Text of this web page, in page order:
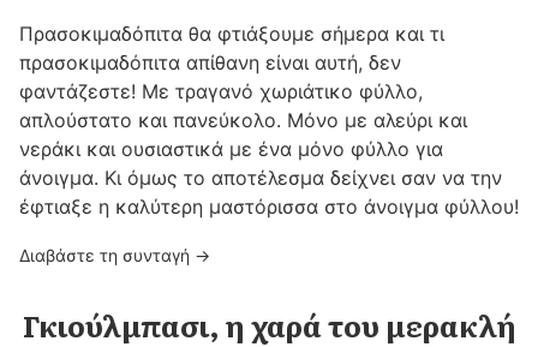
Πρασοκιμαδόπιτα θα φτιάξουμε σήμερα και τι
πρασοκιμαδόπιτα απίθανη είναι αυτή, δεν
φαντάζεστε! Με τραγανό χωριάτικο φύλλο,
απλούστατο και πανεύκολο. Μόνο με αλεύρι και
νεράκι και ουσιαστικά με ένα μόνο φύλλο για
άνοιγμα. Κι όμως το αποτέλεσμα δείχνει σαν να την
έφτιαξε η καλύτερη μαστόρισσα στο άνοιγμα φύλλου!
Διαβάστε τη συνταγή →
Γκιούλμπασι, η χαρά του μερακλή